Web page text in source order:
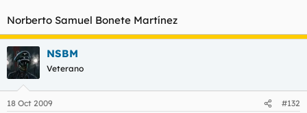
Norberto Samuel Bonete Martínez
NSBM
Veterano
18 Oct 2009 #132